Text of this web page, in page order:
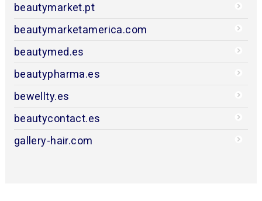
beautymarket.pt
beautymarketamerica.com
beautymed.es
beautypharma.es
bewellty.es
beautycontact.es
gallery-hair.com